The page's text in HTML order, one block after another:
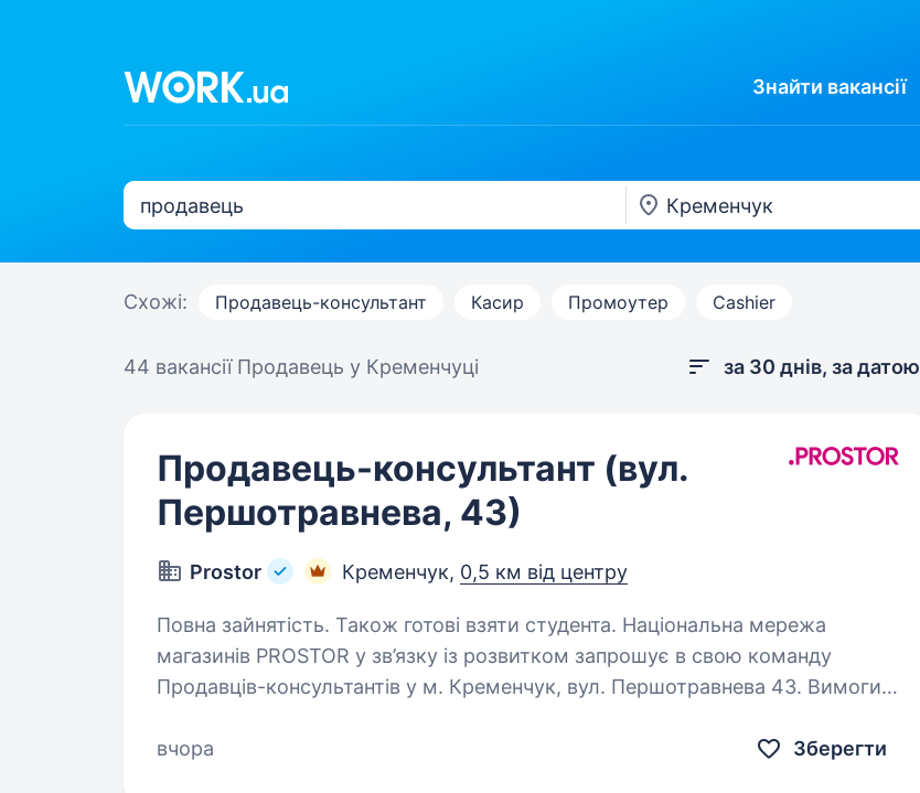
Знайти вакансії
Схожі: Продавець-консультант Касир Промоутер Cashier
44 вакансії Продавець у Кременчуці за 30 днів, за датою
Продавець-консультант (вул.
Першотравнева, 43)
Prostor Кременчук, 0,5 км від центру
Повна зайнятість. Також готові взяти студента. Національна мережа
магазинів PROSTOR у зв’язку із розвитком запрошує в свою команду
Продавців-консультантів у м. Кременчук, вул. Першотравнева 43. Вимоги:
вчора
Зберегти